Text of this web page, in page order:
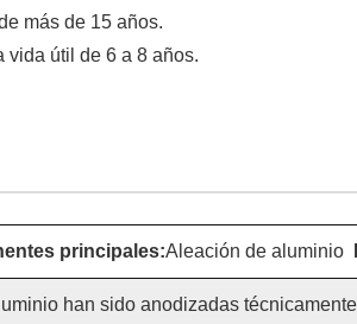
más de 15 años.
vida útil de 6 a 8 años.
principales:Aleación de aluminio
han sido anodizadas